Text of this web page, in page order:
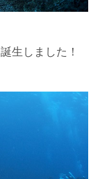
生しました！
行動や、クジ
性がありま
性がありま
が発生する場
れら以外にも
ります。
害につながっ